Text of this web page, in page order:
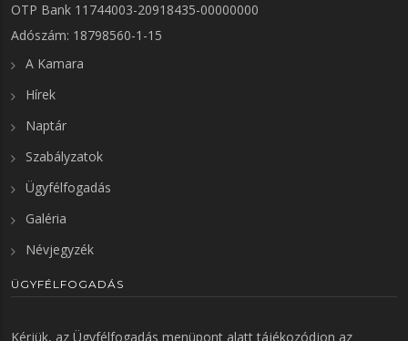
OTP Bank 11744003-20918435-00000000
Adószám: 18798560-1-15
A Kamara
Hírek
Naptár
Szabályzatok
Ügyfélfogadás
Galéria
Névjegyzék
ÜGYFÉLFOGADÁS
Kérjük, az Ügyfélfogadás menüpont alatt tájékozódjon az